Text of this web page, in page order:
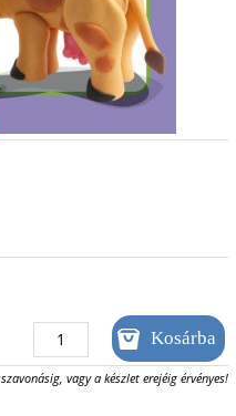
vagy a készlet erejéig érvényes!